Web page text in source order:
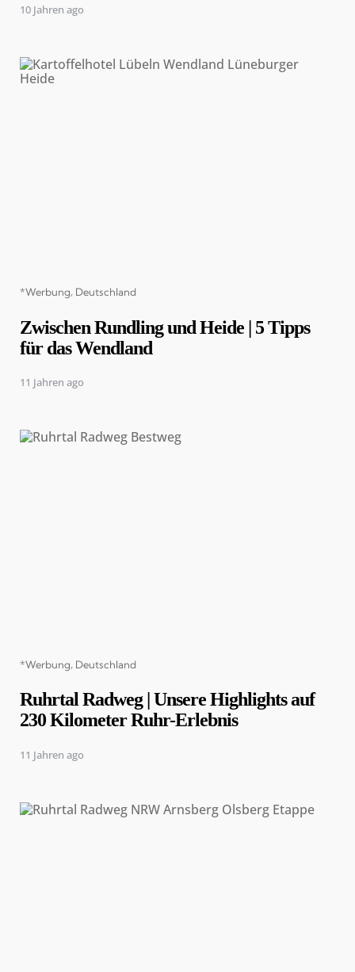
10 Jahren ago
Categories
*Werbung Deutschland
Zwischen Rundling und Heide | 5 Tipps
für das Wendland
11 Jahren ago
Categories
*Werbung Deutschland
Ruhrtal Radweg | Unsere Highlights auf
230 Kilometer Ruhr-Erlebnis
11 Jahren ago